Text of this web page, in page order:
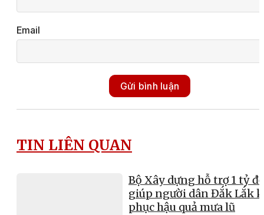
Email
Gửi bình luận
TIN LIÊN QUAN
Bộ Xây dựng hỗ trợ 1 tỷ
giúp người dân Đắk Lắk
phục hậu quả mưa lũ